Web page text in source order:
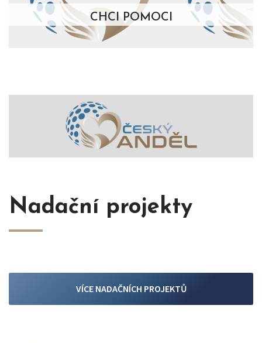
CHCI POMOCI
Nadační projekty
VÍCE NADAČNÍCH PROJEKTŮ